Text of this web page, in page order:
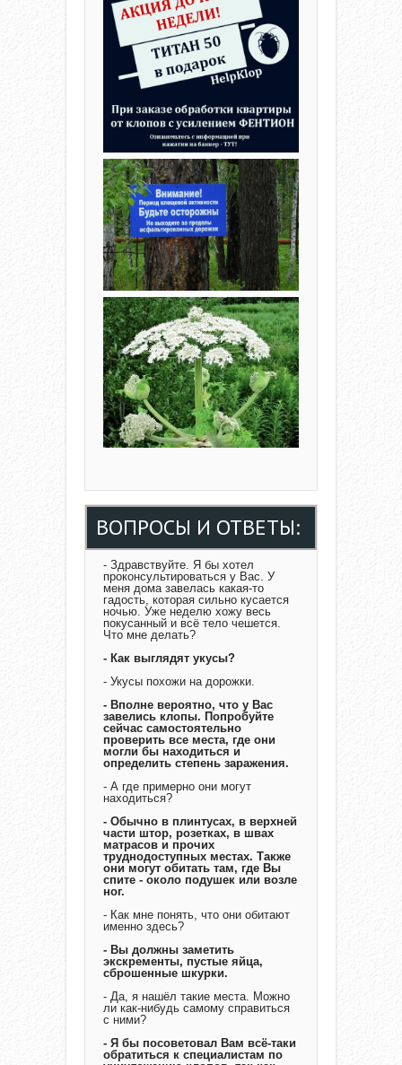
ВОПРОСЫ И ОТВЕТЫ:
- Здравствуйте. Я бы хотел
проконсультироваться у Вас. У
меня дома завелась какая-то
гадость, которая сильно кусается
ночью. Уже неделю хожу весь
покусанный и всё тело чешется.
Что мне делать?
- Как выглядят укусы?
- Укусы похожи на дорожки.
- Вполне вероятно, что у Вас
завелись клопы. Попробуйте
сейчас самостоятельно
проверить все места, где они
могли бы находиться и
определить степень заражения.
- А где примерно они могут
находиться?
- Обычно в плинтусах, в верхней
части штор, розетках, в швах
матрасов и прочих
труднодоступных местах. Также
они могут обитать там, где Вы
спите - около подушек или возле
ног.
- Как мне понять, что они обитают
именно здесь?
- Вы должны заметить
экскременты, пустые яйца,
сброшенные шкурки.
- Да, я нашёл такие места. Можно
ли как-нибудь самому справиться
с ними?
- Я бы посоветовал Вам всё-таки
обратиться к специалистам по